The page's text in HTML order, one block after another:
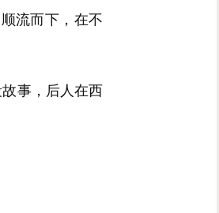
流而下，在不
事，后人在西